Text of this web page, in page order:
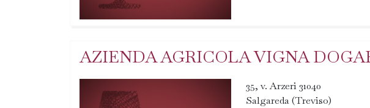
AZIENDA AGRICOLA VIGNA
35, v. Arzeri 31040
Salgareda (Treviso)